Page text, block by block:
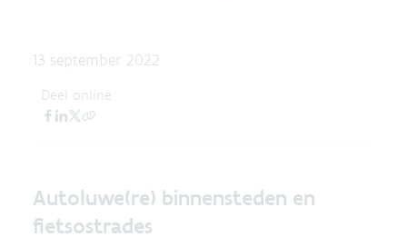
13 september 2022
Deel online
Autoluwe(re) binnensteden en
fietsostrades